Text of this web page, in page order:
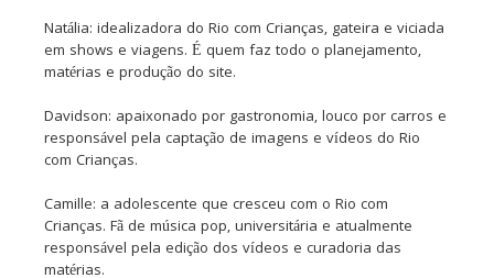
Natália: idealizadora do Rio com Crianças, gateira e viciada
em shows e viagens. É quem faz todo o planejamento,
matérias e produção do site.
Davidson: apaixonado por gastronomia, louco por carros e
responsável pela captação de imagens e vídeos do Rio
com Crianças.
Camille: a adolescente que cresceu com o Rio com
Crianças. Fã de música pop, universitária e atualmente
responsável pela edição dos vídeos e curadoria das
matérias.